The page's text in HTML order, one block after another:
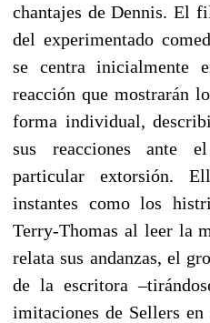
chantajes de Dennis. El
del experimentado
se centra inicialmente
reacción que mostrarán
forma individual,
sus reacciones ante
particular extorsión.
instantes como los
Terry-Thomas al leer la
relata sus andanzas, el
de la escritora
imitaciones de Sellers